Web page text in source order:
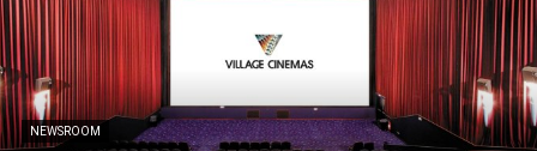
NEWSROOM